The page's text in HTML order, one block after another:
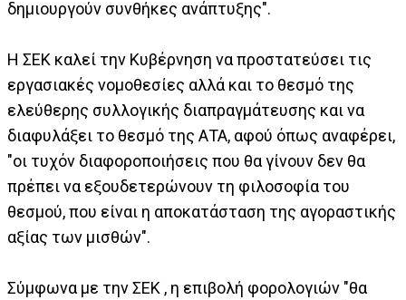
δημιουργούν συνθήκες ανάπτυξης".
Η ΣΕΚ καλεί την Κυβέρνηση να προστατεύσει τις
εργασιακές νομοθεσίες αλλά και το θεσμό της
ελεύθερης συλλογικής διαπραγμάτευσης και να
διαφυλάξει το θεσμό της ΑΤΑ, αφού όπως αναφέρει,
"οι τυχόν διαφοροποιήσεις που θα γίνουν δεν θα
πρέπει να εξουδετερώνουν τη φιλοσοφία του
θεσμού, που είναι η αποκατάσταση της αγοραστικής
αξίας των μισθών".
Σύμφωνα με την ΣΕΚ , η επιβολή φορολογιών "θα